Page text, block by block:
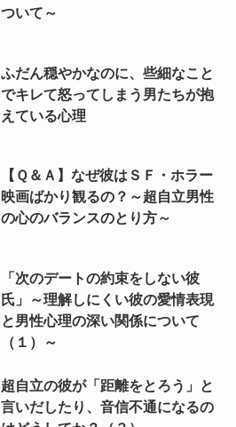
ついて～
ふだん穏やかなのに、些細なこと
でキレて怒ってしまう男たちが抱
えている心理
【Ｑ＆Ａ】なぜ彼はＳＦ・ホラー
映画ばかり観るの？～超自立男性
の心のバランスのとり方～
「次のデートの約束をしない彼
氏」～理解しにくい彼の愛情表現
と男性心理の深い関係について
（１）～
超自立の彼が「距離をとろう」と
言いだしたり、音信不通になるの